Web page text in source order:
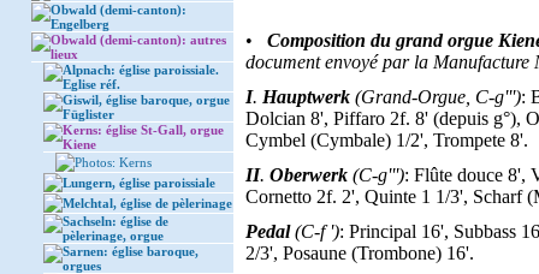
Obwald (demi-canton):
Engelberg
Obwald (demi-canton): autres
lieux
Alpnach: église paroissiale.
Eglise réf.
Giswil, église baroque, orgue
Füglister
Kerns: église St-Gall, orgue
Kiene
Photos: Kerns
Lungern, église paroissiale
Melchtal, église de pèlerinage
Sachseln: église de
pèlerinage, orgue
Sarnen: église baroque,
orgues
• Composition du grand orgue
document envoyé par la
I. Hauptwerk (Grand-Orgue, C-g'''):
Dolcian 8', Piffaro 2f. 8' (depuis g°),
Cymbel (Cymbale) 1/2', Trompete 8'.
II. Oberwerk (C-g'''): Flûte douce 8',
Cornetto 2f. 2', Quinte 1 1/3', Scharf
Pedal (C-f '): Principal 16', Subbass
2/3', Posaune (Trombone) 16'.